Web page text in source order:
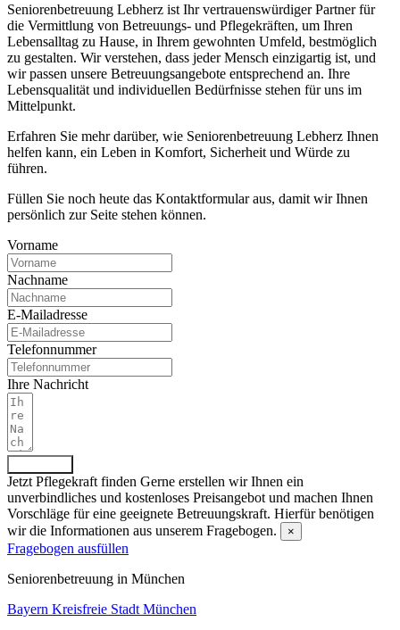
Seniorenbetreuung Lebherz ist Ihr vertrauenswürdiger Partner für
die Vermittlung von Betreuungs- und Pflegekräften, um Ihren
Lebensalltag zu Hause, in Ihrem gewohnten Umfeld, bestmöglich
zu gestalten. Wir verstehen, dass jeder Mensch einzigartig ist, und
wir passen unsere Betreuungsangebote entsprechend an. Ihre
Lebensqualität und individuellen Bedürfnisse stehen für uns im
Mittelpunkt.
Erfahren Sie mehr darüber, wie Seniorenbetreuung Lebherz Ihnen
helfen kann, ein Leben in Komfort, Sicherheit und Würde zu
führen.
Füllen Sie noch heute das Kontaktformular aus, damit wir Ihnen
persönlich zur Seite stehen können.
Vorname
Nachname
E-Mailadresse
Telefonnummer
Ihre Nachricht
Jetzt Pflegekraft finden Gerne erstellen wir Ihnen ein
unverbindliches und kostenloses Preisangebot und machen Ihnen
Vorschläge für eine geeignete Betreuungskraft. Hierfür benötigen
wir die Informationen aus unserem Fragebogen.
×
Fragebogen ausfüllen
Senioren­betreuung in München
Bayern Kreisfreie Stadt München